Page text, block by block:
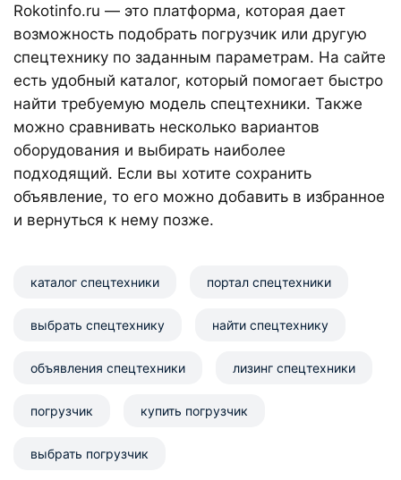
Rokotinfo.ru — это платформа, которая дает
возможность подобрать погрузчик или другую
спецтехнику по заданным параметрам. На сайте
есть удобный каталог, который помогает быстро
найти требуемую модель спецтехники. Также
можно сравнивать несколько вариантов
оборудования и выбирать наиболее
подходящий. Если вы хотите сохранить
объявление, то его можно добавить в избранное
и вернуться к нему позже.
каталог спецтехники портал спецтехники
выбрать спецтехнику найти спецтехнику
объявления спецтехники лизинг спецтехники
погрузчик купить погрузчик
выбрать погрузчик